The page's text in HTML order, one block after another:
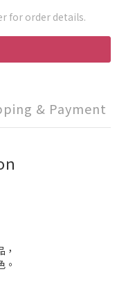
for order details.
& Payment